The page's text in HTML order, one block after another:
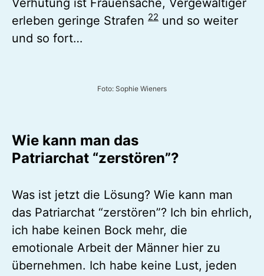
Verhütung ist Frauensache, Vergewaltiger
erleben geringe Strafen 22 und so weiter
und so fort…
Foto: Sophie Wieners
Wie kann man das
Patriarchat “zerstören”?
Was ist jetzt die Lösung? Wie kann man
das Patriarchat “zerstören”? Ich bin ehrlich,
ich habe keinen Bock mehr, die
emotionale Arbeit der Männer hier zu
übernehmen. Ich habe keine Lust, jeden